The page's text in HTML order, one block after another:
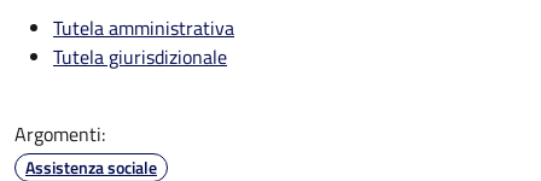
Tutela amministrativa
Tutela giurisdizionale
Argomenti:
Assistenza sociale